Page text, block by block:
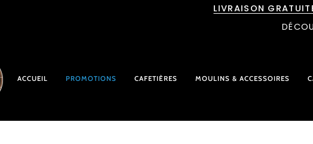
LIVRAISON
ACCUEIL PROMOTIONS CAFETIÈRES MOULINS & ACCESSOIRES